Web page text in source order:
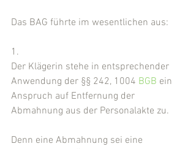
Das BAG führte im wesentlichen aus:
1.
Der Klägerin stehe in entsprechender
Anwendung der §§ 242, 1004 BGB ein
Anspruch auf Entfernung der
Abmahnung aus der Personalakte zu.
Denn eine Abmahnung sei eine